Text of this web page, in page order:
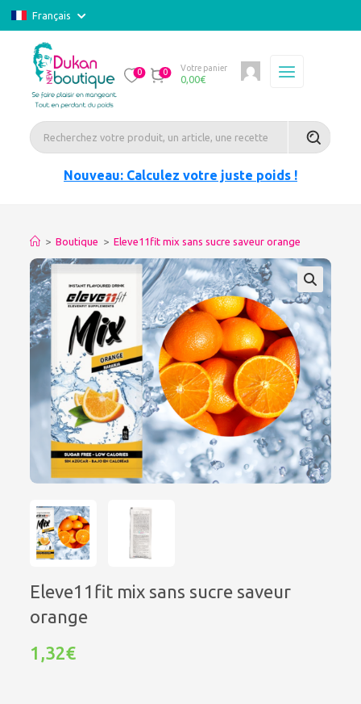
Français
0 0 Votre panier
0,00€
Nouveau: Calculez votre juste poids !
> Boutique > Eleve11fit mix sans sucre saveur orange
Eleve11fit mix sans sucre saveur
orange
1,32€